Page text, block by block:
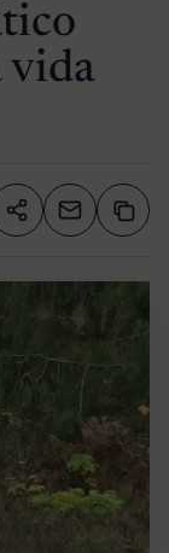
vida
Compartir